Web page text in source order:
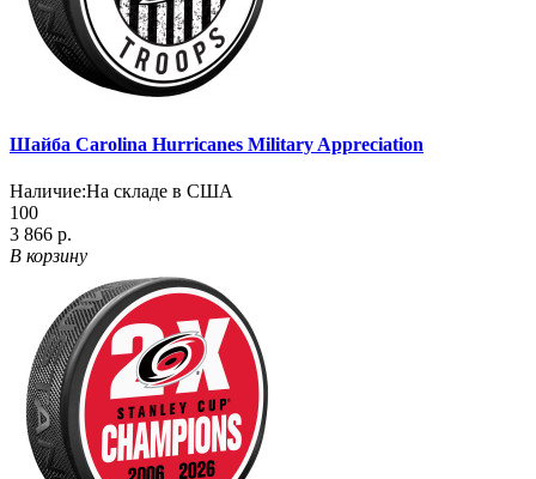
Шайба Carolina Hurricanes Military Appreciation
Наличие:На складе в США
100
3 866 р.
В корзину